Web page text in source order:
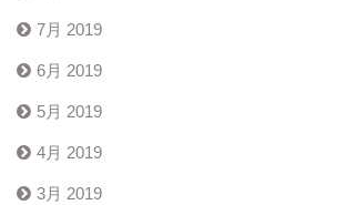
7月 2019
6月 2019
5月 2019
4月 2019
3月 2019